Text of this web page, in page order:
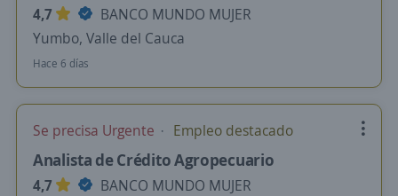
4,7
BANCO MUNDO MUJER
Yumbo, Valle del Cauca
Hace 6 días
Se precisa Urgente Empleo destacado
Analista de Crédito Agropecuario
4,7
BANCO MUNDO MUJER